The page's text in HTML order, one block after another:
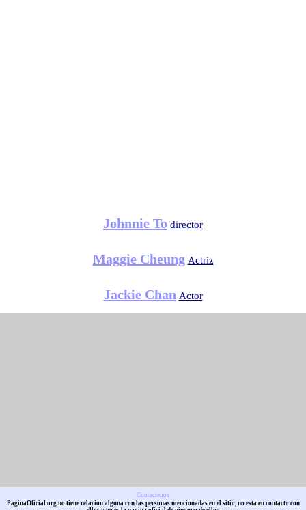
Johnnie To director
Maggie Cheung Actriz
Jackie Chan Actor
Contactenos
PaginaOficial.org no tiene relacion alguna con las personas mencionadas en el sitio, no esta en contacto con